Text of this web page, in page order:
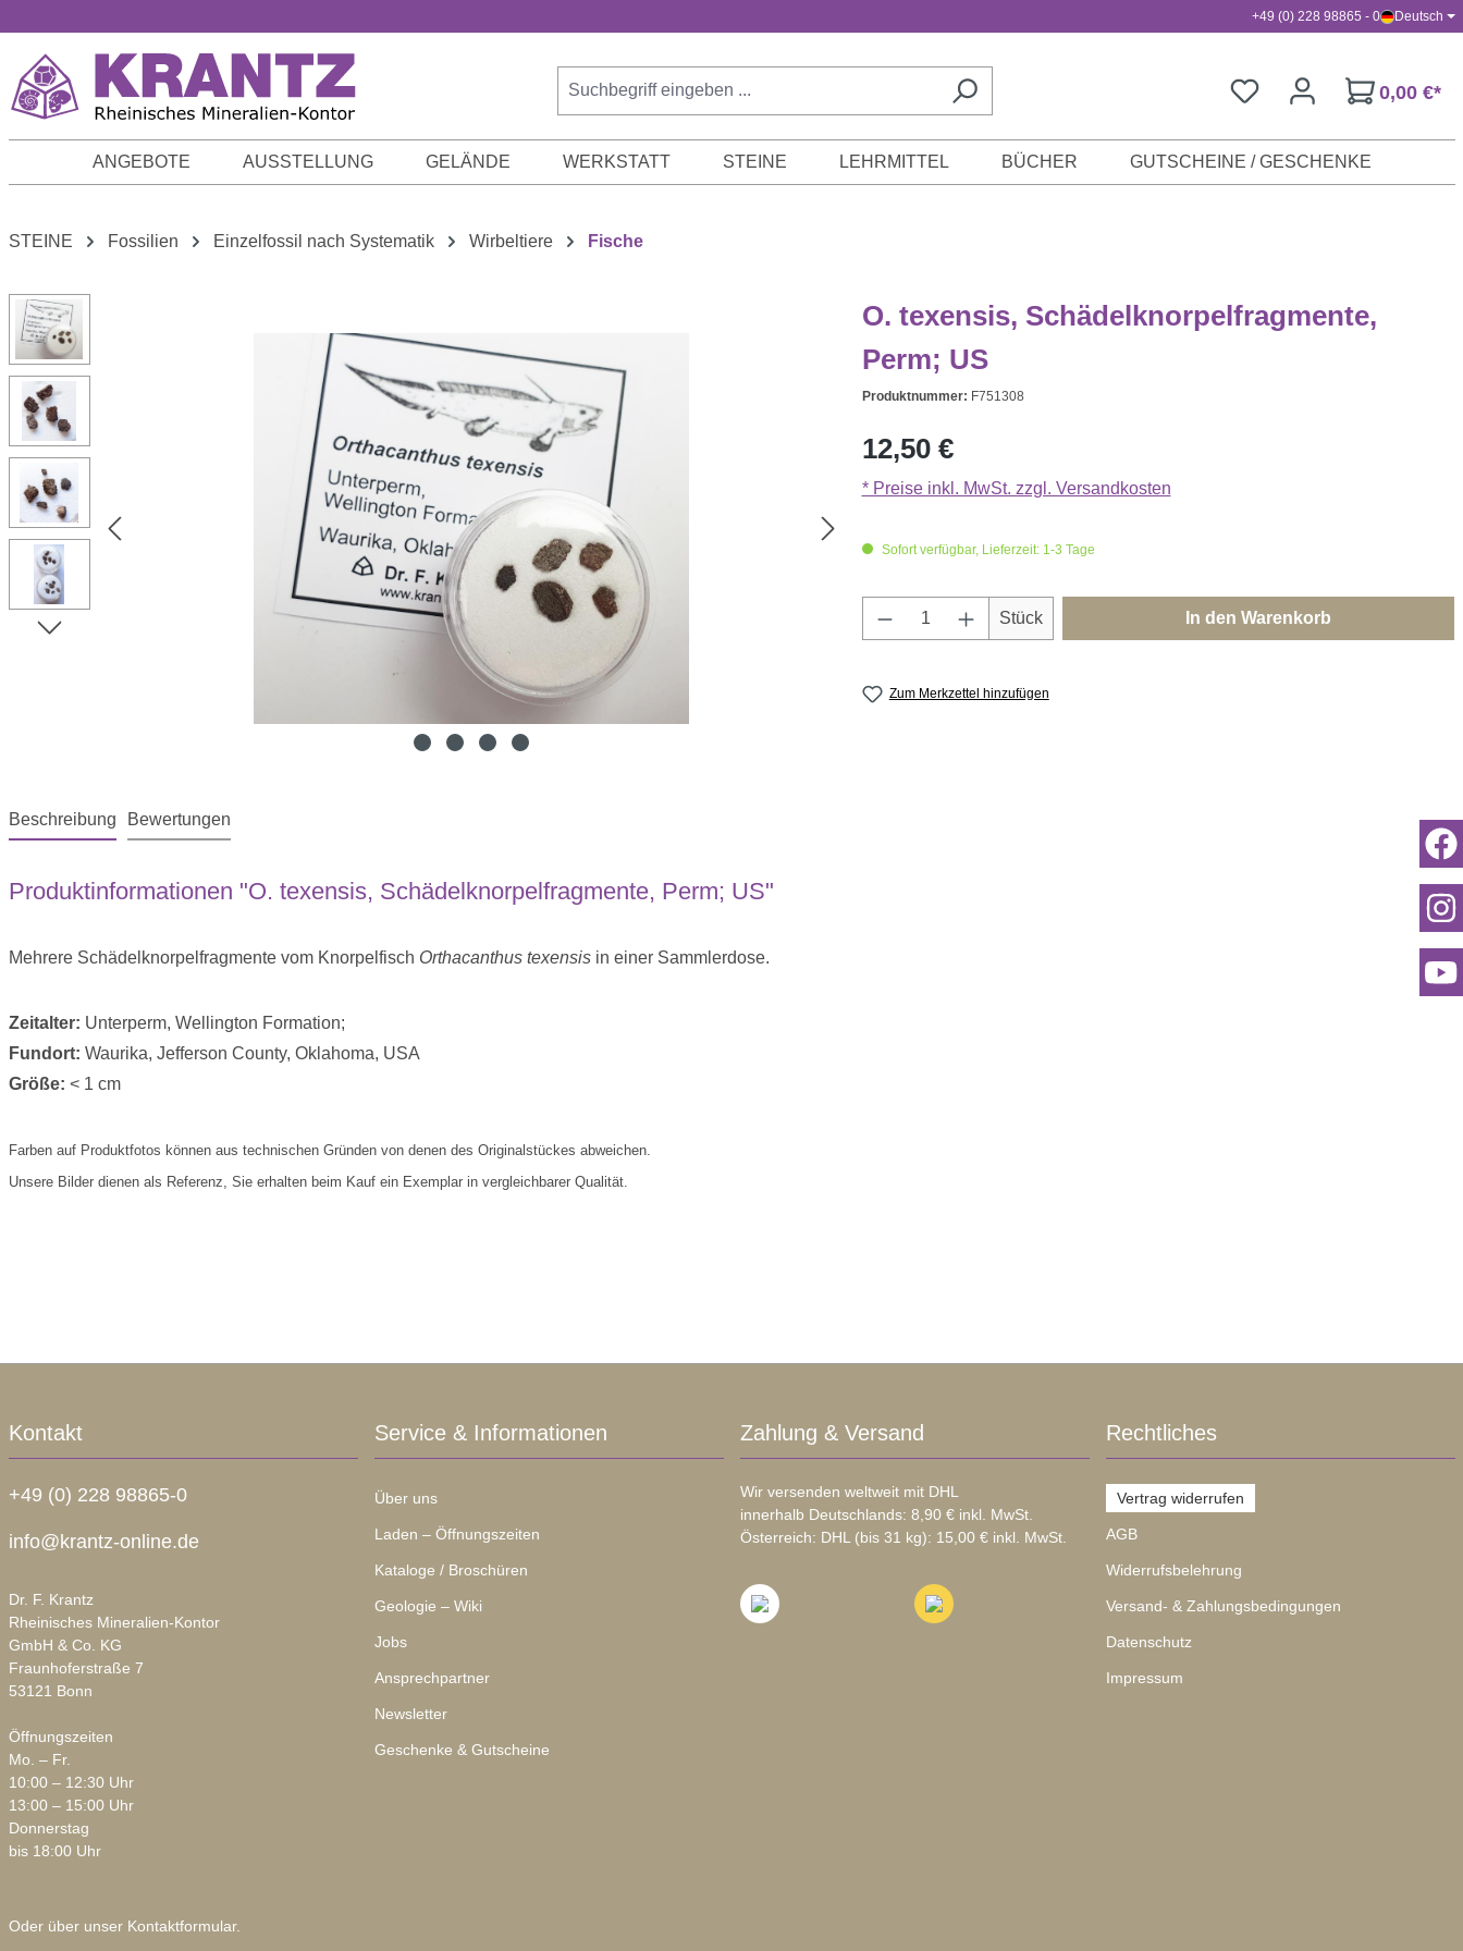
+49 (0) 228 98865 - 0 Deutsch
0,00 €*
ANGEBOTE AUSSTELLUNG GELÄNDE WERKSTATT STEINE LEHRMITTEL BÜCHER GUTSCHEINE / GESCHENKE
STEINE Fossilien Einzelfossil nach Systematik Wirbeltiere Fische
O. texensis, Schädelknorpelfragmente,
Perm; US
Produktnummer: F751308
Regulärer Preis:
12,50 €
* Preise inkl. MwSt. zzgl. Versandkosten
Sofort verfügbar, Lieferzeit: 1-3 Tage
Produkt Anzahl: Gib den gewünschten Wert ein
Stück In den Warenkorb
Zum Merkzettel hinzufügen
Beschreibung Bewertungen
Produktinformationen "O. texensis, Schädelknorpelfragmente, Perm; US"
Mehrere Schädelknorpelfragmente vom Knorpelfisch Orthacanthus texensisin einer Sammlerdose.
Zeitalter: Unterperm, Wellington Formation;
Fundort: Waurika, Jefferson County, Oklahoma, USA
Größe: < 1 cm
Farben auf Produktfotos können aus technischen Gründen von denen des Originalstückes abweichen.
Unsere Bilder dienen als Referenz, Sie erhalten beim Kauf ein Exemplar in vergleichbarer Qualität.
Kontakt
+49 (0) 228 98865-0
info@krantz-online.de
Dr. F. Krantz
Rheinisches Mineralien-Kontor
GmbH & Co. KG
Fraunhoferstraße 7
53121 Bonn
Öffnungszeiten
Mo. – Fr.
10:00 – 12:30 Uhr
13:00 – 15:00 Uhr
Donnerstag
bis 18:00 Uhr
Oder über unser Kontaktformular.
Service & Informationen
Über uns
Laden – Öffnungszeiten
Kataloge / Broschüren
Geologie – Wiki
Jobs
Ansprechpartner
Newsletter
Geschenke & Gutscheine
Zahlung & Versand
Wir versenden weltweit mit DHL
innerhalb Deutschlands: 8,90 € inkl. MwSt.
Österreich: DHL (bis 31 kg): 15,00 € inkl. MwSt.
Rechtliches
Vertrag widerrufen
AGB
Widerrufsbelehrung
Versand- & Zahlungsbedingungen
Datenschutz
Impressum